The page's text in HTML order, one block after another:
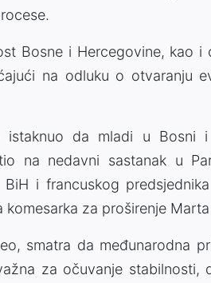
Bosne i Hercegovine, kao i
na odluku o otvaranju
istaknuo da mladi u Bosni i
na nedavni sastanak u
BiH i francuskog
za proširenje Marta
smatra da međunarodna
za očuvanje